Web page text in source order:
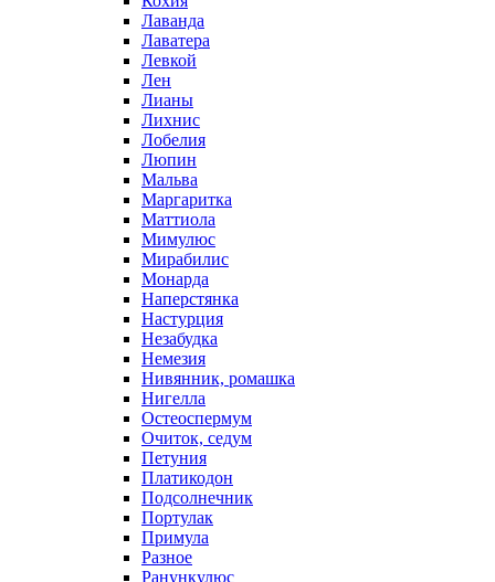
Лаванда
Лаватера
Левкой
Лен
Лианы
Лихнис
Лобелия
Люпин
Мальва
Маргаритка
Маттиола
Мимулюс
Мирабилис
Монарда
Наперстянка
Настурция
Незабудка
Немезия
Нивянник, ромашка
Нигелла
Остеоспермум
Очиток, седум
Петуния
Платикодон
Подсолнечник
Портулак
Примула
Разное
Ранункулюс